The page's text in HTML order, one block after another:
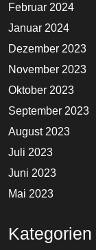
Februar 2024
Januar 2024
Dezember 2023
November 2023
Oktober 2023
September 2023
August 2023
Juli 2023
Juni 2023
Mai 2023
Kategorien